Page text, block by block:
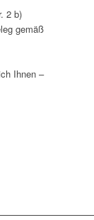
2 b)
gemäß
Ihnen –